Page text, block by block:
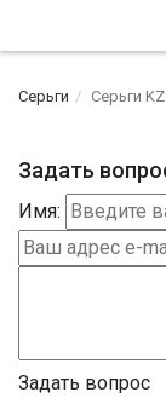
Серьги Серьги
Задать
Имя:
Задать вопрос